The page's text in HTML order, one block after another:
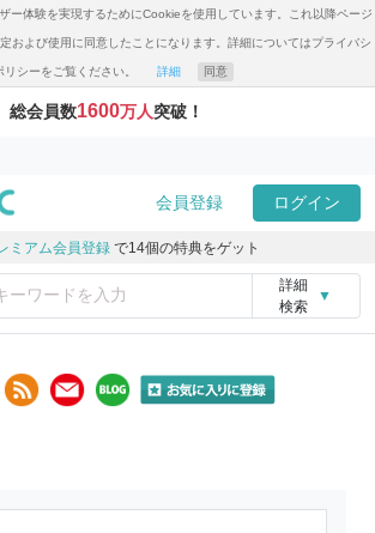
ー体験を実現するためにCookieを使用しています。これ以降ページ
および使用に同意したことになります。詳細についてはプライバシ
リシーをご覧ください。 詳細 同意
総会員数1600万人突破！
会員登録 ログイン
ミアム会員登録 で14個の特典をゲット
詳細
検索
▼